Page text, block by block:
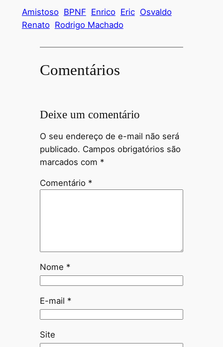
Amistoso BPNF Enrico Eric Osvaldo
Renato Rodrigo Machado
Comentários
Deixe um comentário
O seu endereço de e-mail não será
publicado. Campos obrigatórios são
marcados com *
Comentário *
Nome *
E-mail *
Site